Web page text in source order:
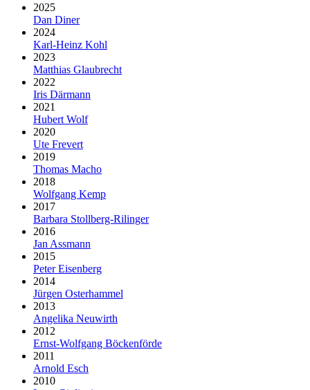
2025
Dan Diner
2024
Karl-Heinz Kohl
2023
Matthias Glaubrecht
2022
Iris Därmann
2021
Hubert Wolf
2020
Ute Frevert
2019
Thomas Macho
2018
Wolfgang Kemp
2017
Barbara Stollberg-Rilinger
2016
Jan Assmann
2015
Peter Eisenberg
2014
Jürgen Osterhammel
2013
Angelika Neuwirth
2012
Ernst-Wolfgang Böckenförde
2011
Arnold Esch
2010